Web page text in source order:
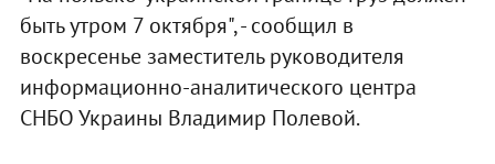
быть утром 7 октября", - сообщил в
воскресенье заместитель руководителя
информационно-аналитического центра
СНБО Украины Владимир Полевой.